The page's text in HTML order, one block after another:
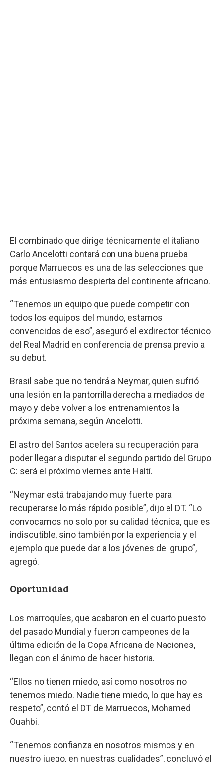
El combinado que dirige técnicamente el italiano
Carlo Ancelotti contará con una buena prueba
porque Marruecos es una de las selecciones que
más entusiasmo despierta del continente africano.
“Tenemos un equipo que puede competir con
todos los equipos del mundo, estamos
convencidos de eso”, aseguró el exdirector técnico
del Real Madrid en conferencia de prensa previo a
su debut.
Brasil sabe que no tendrá a Neymar, quien sufrió
una lesión en la pantorrilla derecha a mediados de
mayo y debe volver a los entrenamientos la
próxima semana, según Ancelotti.
El astro del Santos acelera su recuperación para
poder llegar a disputar el segundo partido del Grupo
C: será el próximo viernes ante Haití.
“Neymar está trabajando muy fuerte para
recuperarse lo más rápido posible”, dijo el DT. “Lo
convocamos no solo por su calidad técnica, que es
indiscutible, sino también por la experiencia y el
ejemplo que puede dar a los jóvenes del grupo”,
agregó.
Oportunidad
Los marroquíes, que acabaron en el cuarto puesto
del pasado Mundial y fueron campeones de la
última edición de la Copa Africana de Naciones,
llegan con el ánimo de hacer historia.
“Ellos no tienen miedo, así como nosotros no
tenemos miedo. Nadie tiene miedo, lo que hay es
respeto”, contó el DT de Marruecos, Mohamed
Ouahbi.
“Tenemos confianza en nosotros mismos y en
nuestro juego, en nuestras cualidades”, concluyó el